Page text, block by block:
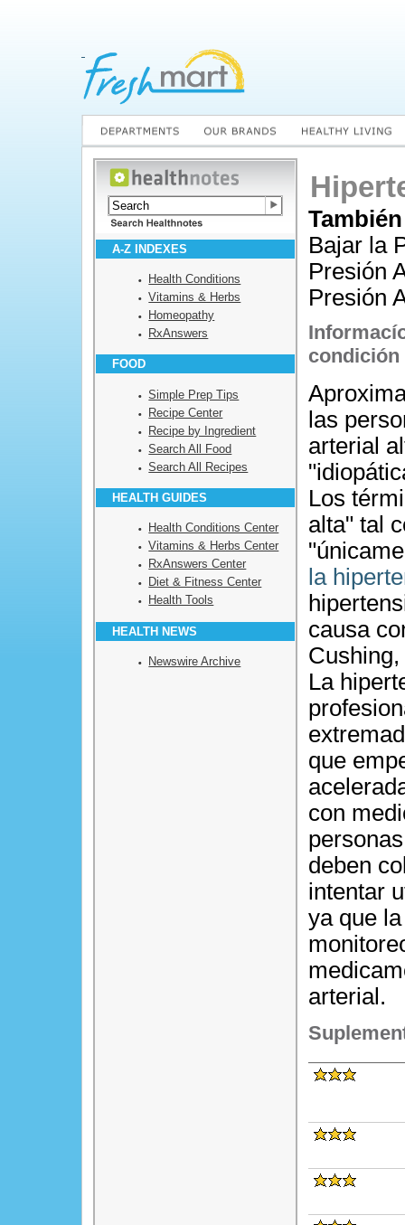
A-Z INDEXES
Health Conditions
Vitamins & Herbs
Homeopathy
RxAnswers
FOOD
Simple Prep Tips
Recipe Center
Recipe by Ingredient
Search All Food
Search All Recipes
HEALTH GUIDES
Health Conditions Center
Vitamins & Herbs Center
RxAnswers Center
Diet & Fitness Center
Health Tools
HEALTH NEWS
Newswire Archive
Bajar la
Presión
Presión
condición
las
arterial
Los
alta" tal
la
causa
La
que
con
deben
intentar
ya que
arterial.